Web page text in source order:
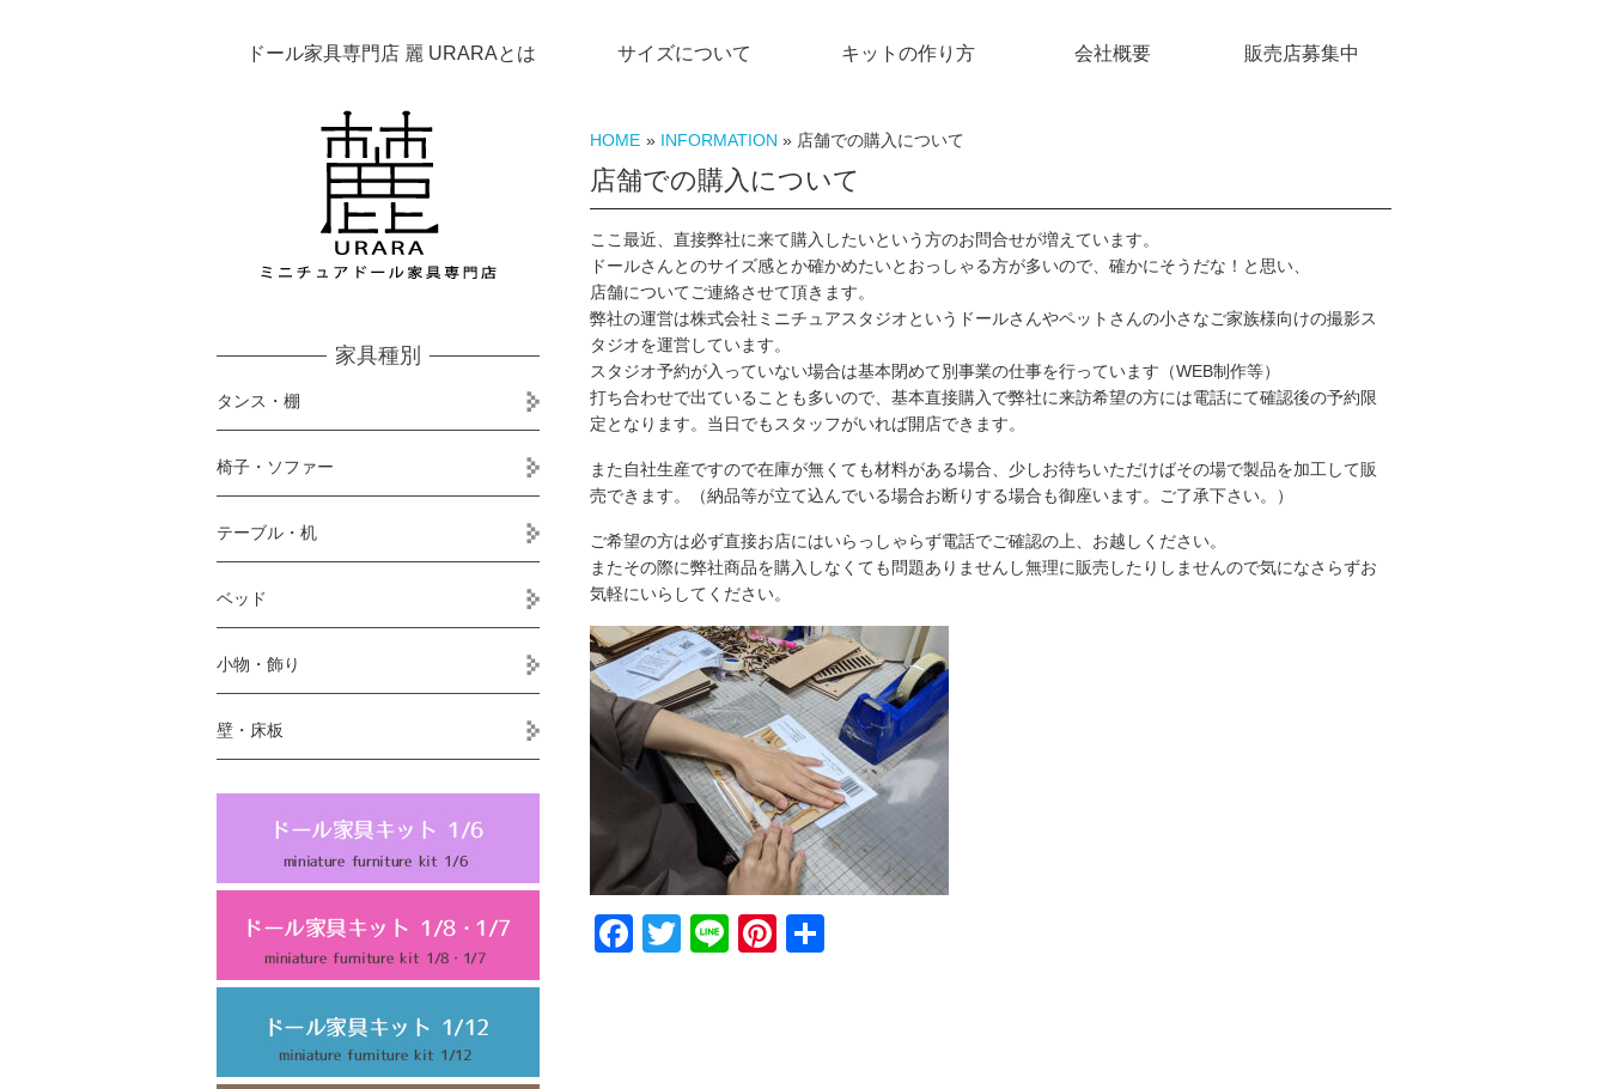
ドール家具専門店 麗 URARAとは サイズについて キットの作り方 会社概要 販売店募集中
家具種別
タンス・棚
椅子・ソファー
テーブル・机
ベッド
小物・飾り
壁・床板
HOME » INFORMATION » 店舗での購入について
店舗での購入について
ここ最近、直接弊社に来て購入したいという方のお問合せが増えています。
ドールさんとのサイズ感とか確かめたいとおっしゃる方が多いので、確かにそうだな！と思い、
店舗についてご連絡させて頂きます。
弊社の運営は株式会社ミニチュアスタジオというドールさんやペットさんの小さなご家族様向けの撮影ス
タジオを運営しています。
スタジオ予約が入っていない場合は基本閉めて別事業の仕事を行っています（WEB制作等）
打ち合わせで出ていることも多いので、基本直接購入で弊社に来訪希望の方には電話にて確認後の予約限
定となります。当日でもスタッフがいれば開店できます。
また自社生産ですので在庫が無くても材料がある場合、少しお待ちいただけばその場で製品を加工して販
売できます。（納品等が立て込んでいる場合お断りする場合も御座います。ご了承下さい。）
ご希望の方は必ず直接お店にはいらっしゃらず電話でご確認の上、お越しください。
またその際に弊社商品を購入しなくても問題ありませんし無理に販売したりしませんので気になさらずお
気軽にいらしてください。
Facebook
TwitterLinePinterest